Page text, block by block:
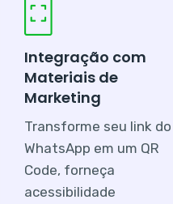
Integração com
Materiais de
Marketing
Transforme seu link do
WhatsApp em um QR
Code, forneça
acessibilidade